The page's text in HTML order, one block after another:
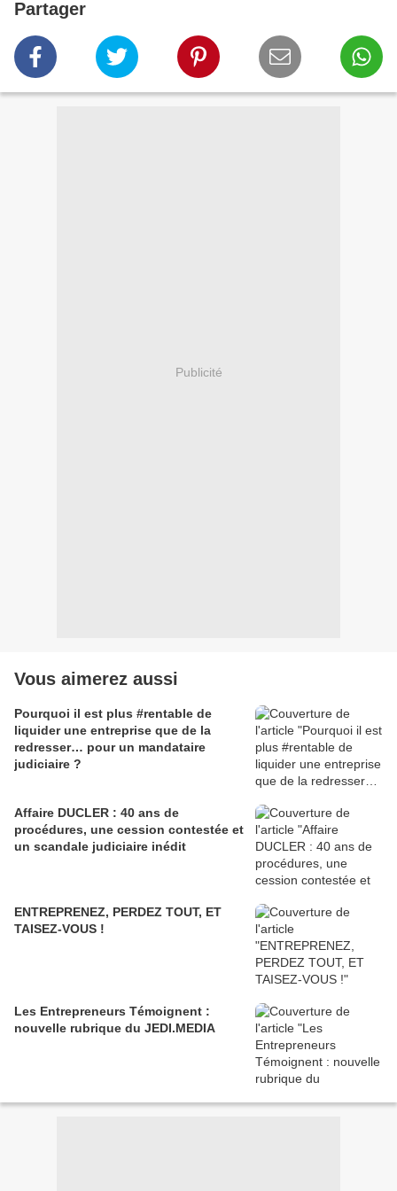
Partager
Publicité
Vous aimerez aussi
Pourquoi il est plus #rentable de
liquider une entreprise que de la
redresser… pour un mandataire
judiciaire ?
Affaire DUCLER : 40 ans de
procédures, une cession contestée et
un scandale judiciaire inédit
ENTREPRENEZ, PERDEZ TOUT, ET
TAISEZ-VOUS !
Les Entrepreneurs Témoignent :
nouvelle rubrique du JEDI.MEDIA